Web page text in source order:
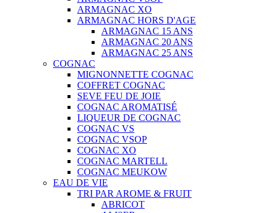
ARMAGNAC XO
ARMAGNAC HORS D'AGE
ARMAGNAC 15 ANS
ARMAGNAC 20 ANS
ARMAGNAC 25 ANS
COGNAC
MIGNONNETTE COGNAC
COFFRET COGNAC
SEVE FEU DE JOIE
COGNAC AROMATISÉ
LIQUEUR DE COGNAC
COGNAC VS
COGNAC VSOP
COGNAC XO
COGNAC MARTELL
COGNAC MEUKOW
EAU DE VIE
TRI PAR AROME & FRUIT
ABRICOT